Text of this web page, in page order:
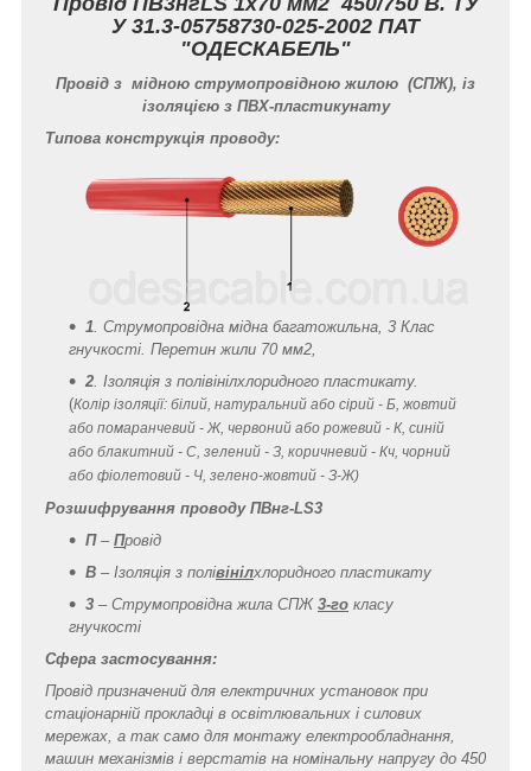
У 31.3-05758730-025-2002 ПАТ
"ОДЕСКАБЕЛЬ"
Провід з мідною струмопровідною жилою (СПЖ), із
ізоляцією з ПВХ-пластикунату
Типова конструкція проводу:
1. Струмопровідна мідна багатожильна, 3 Клас
гнучкості. Перетин жили 70 мм2,
2. Ізоляція з полівінілхлоридного пластикату.
(Колір ізоляції: білий, натуральний або сірий - Б, жовтий
або помаранчевий - Ж, червоний або рожевий - К, синій
або блакитний - С, зелений - З, коричневий - Кч, чорний
або фіолетовий - Ч, зелено-жовтий - З-Ж)
Розшифрування проводу ПВнг-LS3
П – Провід
В – Ізоляція з полівінілхлоридного пластикату
3 – Струмопровідна жила СПЖ 3-го класу
гнучкості
Сфера застосування:
Провід призначений для електричних установок при
стаціонарній прокладці в освітлювальних і силових
мережах, а так само для монтажу електрообладнання,
машин механізмів і верстатів на номінальну напругу до 450